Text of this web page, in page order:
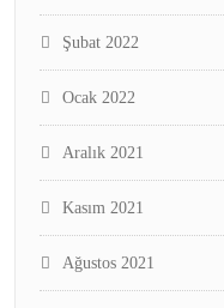
Şubat 2022
Ocak 2022
Aralık 2021
Kasım 2021
Ağustos 2021